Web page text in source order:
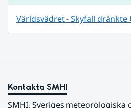
Världsvädret - Skyfall dränkte
Kontakta SMHI
SMHI, Sveriges meteorologiska